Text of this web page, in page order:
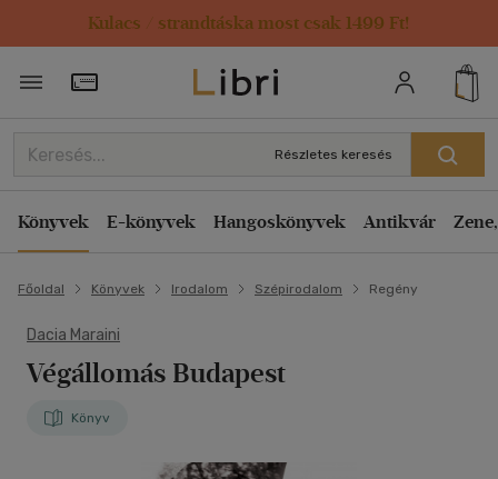
Kulacs / strandtáska most csak 1499 Ft!
Törzsvásárlói Kártya adatai
Részletes keresés
Könyvek E-könyvek Hangoskönyvek Antikvár
Főoldal Könyvek Irodalom Szépirodalom Regény
Dacia Maraini
Végállomás Budapest
Könyv